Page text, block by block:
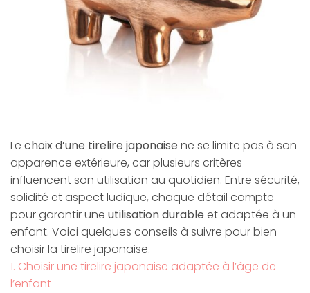
Le choix d’une tirelire japonaise ne se limite pas à son
apparence extérieure, car plusieurs critères
influencent son utilisation au quotidien. Entre sécurité,
solidité et aspect ludique, chaque détail compte
pour garantir une utilisation durable et adaptée à un
enfant. Voici quelques conseils à suivre pour bien
choisir la tirelire japonaise.
1. Choisir une tirelire japonaise adaptée à l’âge de
l’enfant